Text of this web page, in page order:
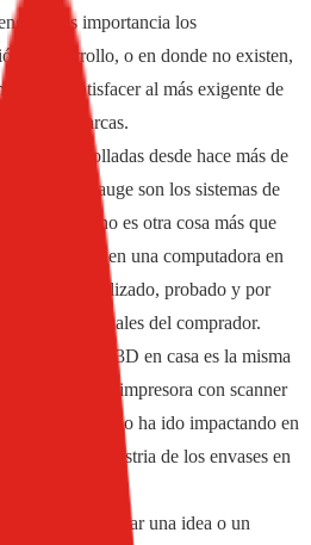
más importancia los
y desarrollo, o en donde no existen,
fin de satisfacer al más exigente de
a sus marcas.
desarrolladas desde hace más de
moda y en auge son los sistemas de
3D que no es otra cosa más que
creado en una computadora en
para ser analizado, probado y por
normales del comprador.
impresora 3D en casa es la misma
o una impresora con scanner
¿cómo ha ido impactando en
en la industria de los envases en
materializar una idea o un